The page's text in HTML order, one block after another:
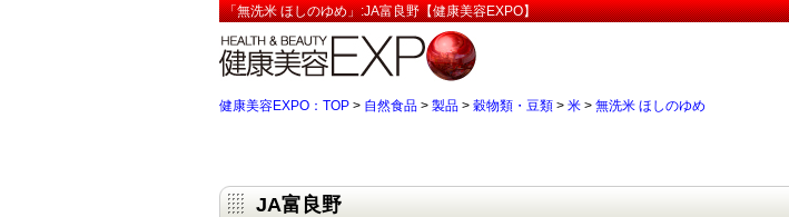
「無洗米 ほしのゆめ」:JA富良野【健康美容EXPO】
健康美容EXPO：TOP > 自然食品 > 製品 > 穀物類・豆類 > 米 > 無洗米 ほしのゆめ
JA富良野